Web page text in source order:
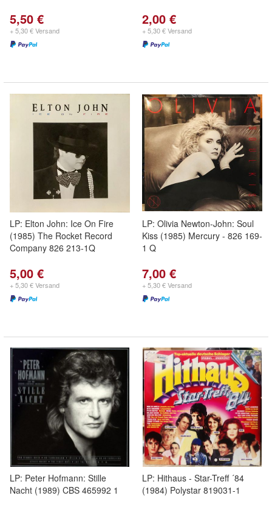
5,50 €
+ 5,30 € Versand
2,00 €
+ 5,30 € Versand
LP: Elton John: Ice On Fire
(1985) The Rocket Record
Company 826 213-1Q
5,00 €
+ 5,30 € Versand
LP: Olivia Newton-John: Soul
Kiss (1985) Mercury - 826 169-
1 Q
7,00 €
+ 5,30 € Versand
LP: Peter Hofmann: Stille
Nacht (1989) CBS 465992 1
LP: Hithaus - Star-Treff ´84
(1984) Polystar 819031-1